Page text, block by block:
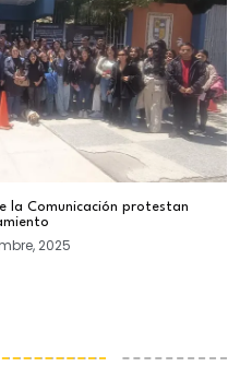
la Comunicación protestan
2025